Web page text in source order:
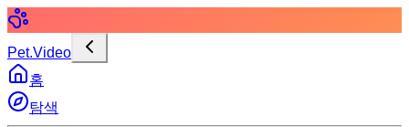
Pet.Video
홈
탐색